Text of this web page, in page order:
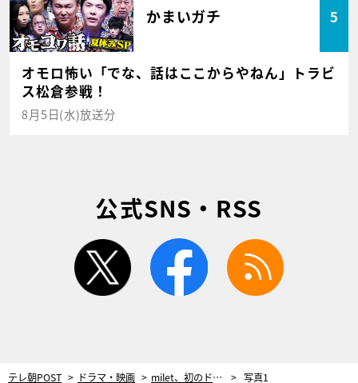
かまいガチ 5
オモロ怖い「でな、話はここからやねん」トラビ
ス松倉参戦！
8月5日(水)放送分
公式SNS・RSS
twitter facebook
テレ朝POST ドラマ・映画 milet、初のドラマ出演で路上ミュージシャン役に！「歌うことだけを意識しました」 写真1